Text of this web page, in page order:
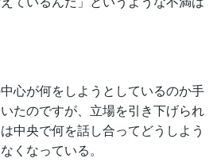
心が何をしようとしているのか手
たのですが、立場を引き下げられ
中央で何を話し合ってどうしよう
くなっている。